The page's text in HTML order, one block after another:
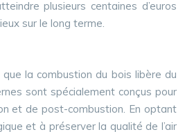
plusieurs centaines d’euros
sur le long terme.
la combustion du bois libère du
sont spécialement conçus pour
et de post-combustion. En optant
et à préserver la qualité de l’air